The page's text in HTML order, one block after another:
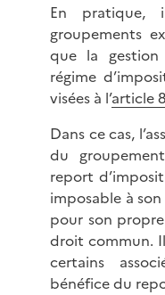
En pratique,
groupements
que la
régime
visées à l’article
Dans ce cas,
du
report
imposable à
pour son
droit commun.
certains
bénéfice du